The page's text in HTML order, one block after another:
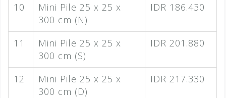
10
Mini Pile 25 x 25 x
300 cm (N)
IDR 186.430
11
Mini Pile 25 x 25 x
300 cm (S)
IDR 201.880
12
Mini Pile 25 x 25 x
300 cm (D)
IDR 217.330